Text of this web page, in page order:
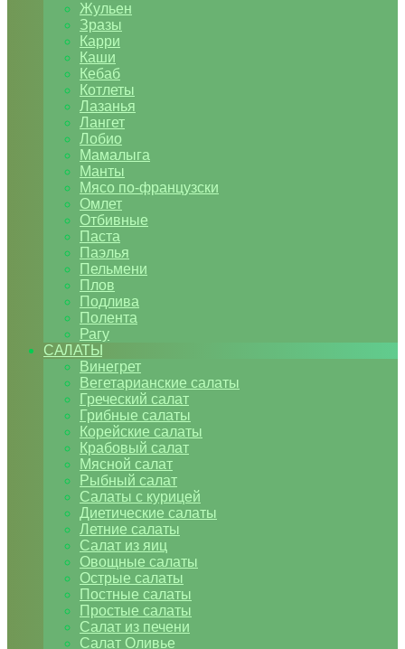
Жульен
Зразы
Карри
Каши
Кебаб
Котлеты
Лазанья
Лангет
Лобио
Мамалыга
Манты
Мясо по-французски
Омлет
Отбивные
Паста
Паэлья
Пельмени
Плов
Подлива
Полента
Рагу
САЛАТЫ
Винегрет
Вегетарианские салаты
Греческий салат
Грибные салаты
Корейские салаты
Крабовый салат
Мясной салат
Рыбный салат
Салаты с курицей
Диетические салаты
Летние салаты
Салат из яиц
Овощные салаты
Острые салаты
Постные салаты
Простые салаты
Салат из печени
Салат Оливье